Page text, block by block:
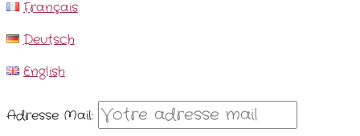
Français
Deutsch
English
Adresse Mail: